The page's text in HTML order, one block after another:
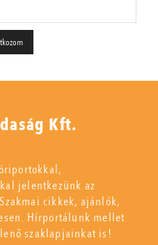
Kft.
jelentkezünk az
cikkek, ajánlók,
Hírportálunk mellet
szaklapjainkat is!